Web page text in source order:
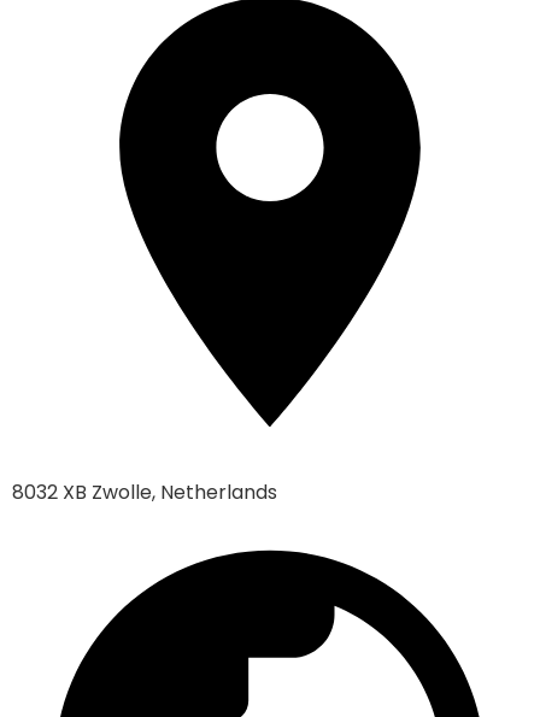
8032 XB Zwolle, Netherlands